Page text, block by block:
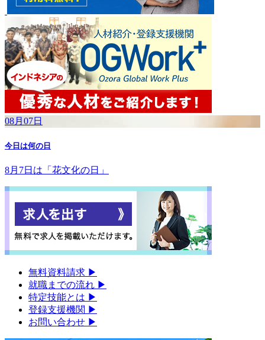
08月07日
今日は何の日
8月7日は「花文化の日」
無料資料請求 ▶︎
就職までの流れ ▶︎
特定技能とは ▶︎
登録支援機関 ▶︎
お問い合わせ ▶︎